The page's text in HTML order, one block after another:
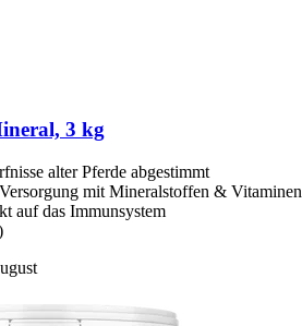
3 kg
alter Pferde abgestimmt
mit Mineralstoffen & Vitaminen
auf das Immunsystem